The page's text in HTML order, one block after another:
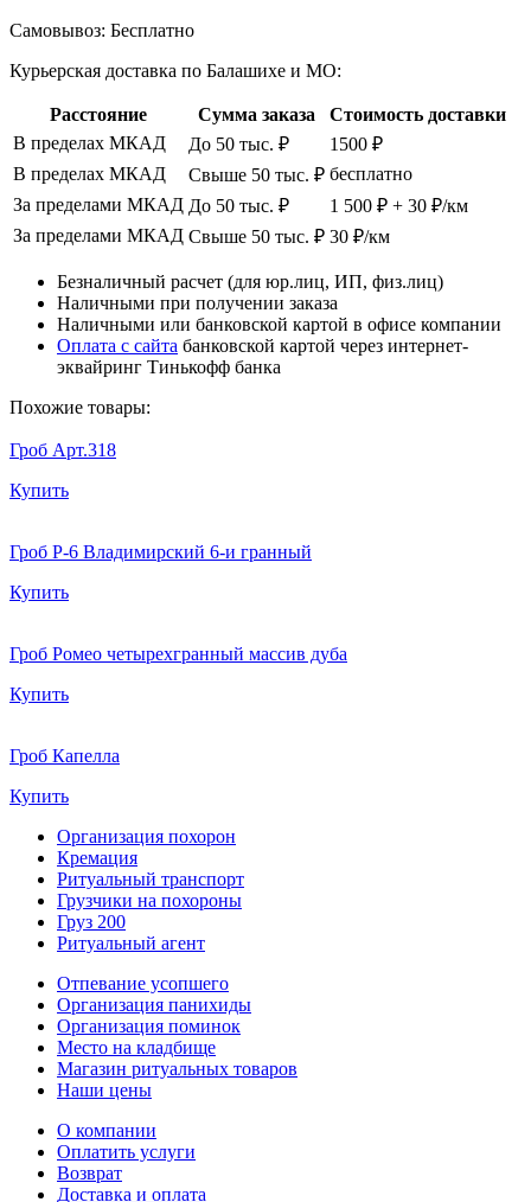
Самовывоз: Бесплатно
Курьерская доставка по Балашихе и МО:
Расстояние Сумма заказа
Стоимость доставки
В пределах МКАД
До 50 тыс. ₽
1500 ₽
В пределах МКАД
Свыше 50 тыс. ₽ бесплатно
За пределами МКАД До 50 тыс. ₽
1 500 ₽ + 30 ₽/км
За пределами МКАД Свыше 50 тыс. ₽ 30 ₽/км
Безналичный расчет (для юр.лиц, ИП, физ.лиц)
Наличными при получении заказа
Наличными или банковской картой в офисе компании
Оплата с сайта банковской картой через интернет-
эквайринг Тинькофф банка
Похожие товары:
Гроб Арт.318
Купить
Гроб Р-6 Владимирский 6-и гранный
Купить
Гроб Ромео четырехгранный массив дуба
Купить
Гроб Капелла
Купить
Организация похорон
Кремация
Ритуальный транспорт
Грузчики на похороны
Груз 200
Ритуальный агент
Отпевание усопшего
Организация панихиды
Организация поминок
Место на кладбище
Магазин ритуальных товаров
Наши цены
О компании
Оплатить услуги
Возврат
Доставка и оплата